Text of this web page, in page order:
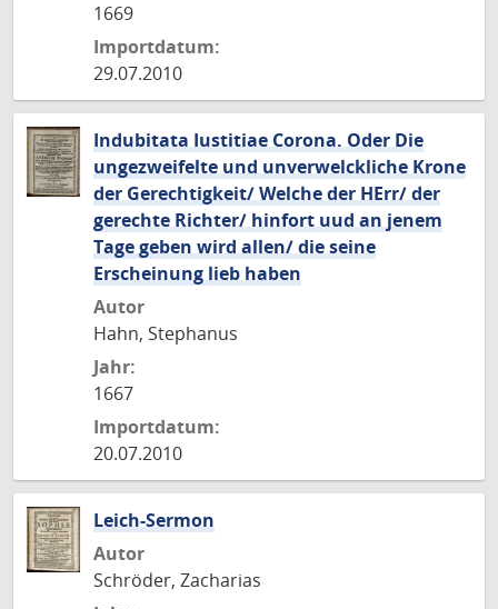
1669
Importdatum:
29.07.2010
Indubitata Iustitiae Corona. Oder Die
ungezweifelte und unverwelckliche Krone
der Gerechtigkeit/ Welche der HErr/ der
gerechte Richter/ hinfort uud an jenem
Tage geben wird allen/ die seine
Erscheinung lieb haben
Autor
Hahn, Stephanus
Jahr:
1667
Importdatum:
20.07.2010
Leich-Sermon
Autor
Schröder, Zacharias